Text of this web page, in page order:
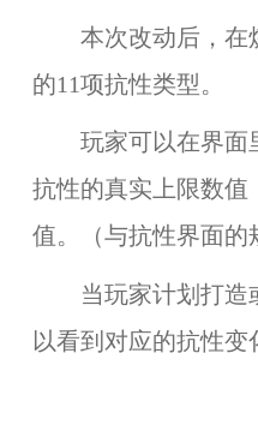
本次改动后，在
的11项抗性类型。
玩家可以在界面
抗性的真实上限数值
值。（与抗性界面的
当玩家计划打造或
以看到对应的抗性变